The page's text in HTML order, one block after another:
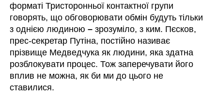
форматі Тристоронньої контактної групи
говорять, що обговорювати обмін будуть тільки
з однією людиною– зрозуміло, з ким. Пєсков,
прес-секретар Путіна, постійно називає
прізвище Медведчука як людини, яка здатна
розблокувати процес. Тож заперечувати його
вплив не можна, як би ми до цього не
ставилися.